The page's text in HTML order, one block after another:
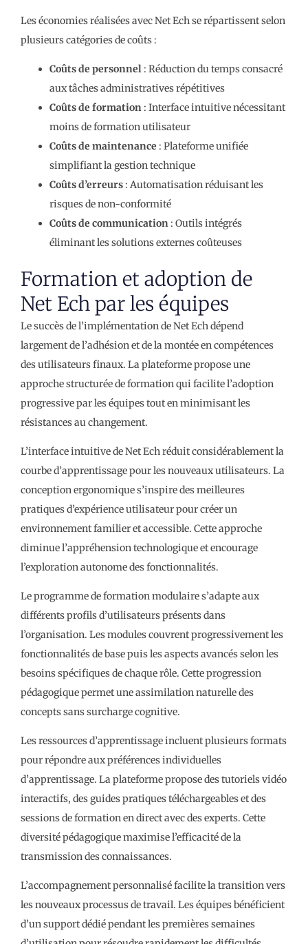
Les économies réalisées avec Net Ech se répartissent selon
plusieurs catégories de coûts :
Coûts de personnel : Réduction du temps consacré
aux tâches administratives répétitives
Coûts de formation : Interface intuitive nécessitant
moins de formation utilisateur
Coûts de maintenance : Plateforme unifiée
simplifiant la gestion technique
Coûts d’erreurs : Automatisation réduisant les
risques de non-conformité
Coûts de communication : Outils intégrés
éliminant les solutions externes coûteuses
Formation et adoption de
Net Ech par les équipes
Le succès de l’implémentation de Net Ech dépend
largement de l’adhésion et de la montée en compétences
des utilisateurs finaux. La plateforme propose une
approche structurée de formation qui facilite l’adoption
progressive par les équipes tout en minimisant les
résistances au changement.
L’interface intuitive de Net Ech réduit considérablement la
courbe d’apprentissage pour les nouveaux utilisateurs. La
conception ergonomique s’inspire des meilleures
pratiques d’expérience utilisateur pour créer un
environnement familier et accessible. Cette approche
diminue l’appréhension technologique et encourage
l’exploration autonome des fonctionnalités.
Le programme de formation modulaire s’adapte aux
différents profils d’utilisateurs présents dans
l’organisation. Les modules couvrent progressivement les
fonctionnalités de base puis les aspects avancés selon les
besoins spécifiques de chaque rôle. Cette progression
pédagogique permet une assimilation naturelle des
concepts sans surcharge cognitive.
Les ressources d’apprentissage incluent plusieurs formats
pour répondre aux préférences individuelles
d’apprentissage. La plateforme propose des tutoriels vidéo
interactifs, des guides pratiques téléchargeables et des
sessions de formation en direct avec des experts. Cette
diversité pédagogique maximise l’efficacité de la
transmission des connaissances.
L’accompagnement personnalisé facilite la transition vers
les nouveaux processus de travail. Les équipes bénéficient
d’un support dédié pendant les premières semaines